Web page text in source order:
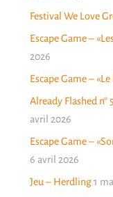
Festival We Love
Escape Game –
2026
Escape Game –
Already Flashed n°
avril 2026
Escape Game –
6 avril 2026
Jeu – Herdling 1